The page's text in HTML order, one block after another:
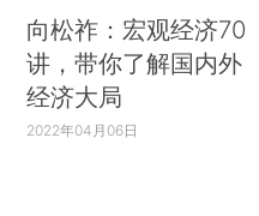
向松祚：宏观经济70
讲，带你了解国内外
经济大局
2022年04月06日